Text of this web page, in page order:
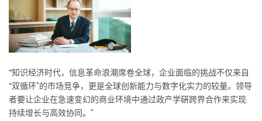
“知识经济时代，信息革命浪潮席卷全球，企业面临的挑战不仅来自
“双循环”的市场竞争，更是全球创新能力与数字化实力的较量。领导
者要让企业在急速变幻的商业环境中通过政产学硏跨界合作来实现
持续增长与高效协同。”